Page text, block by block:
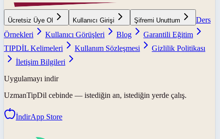
Ücretsiz Üye Ol Kullanıcı Girişi Şifremi Unuttum
Ders
Örnekleri
Kullanıcı Görüşleri Blog
Garantili Eğitim
TIPDİL Kelimeleri
Kullanım Sözleşmesi
Gizlilik Politikası
İletişim Bilgileri
Uygulamayı indir
UzmanTipDil cebinde — istediğin an, istediğin yerde çalış.
İndirApp Store